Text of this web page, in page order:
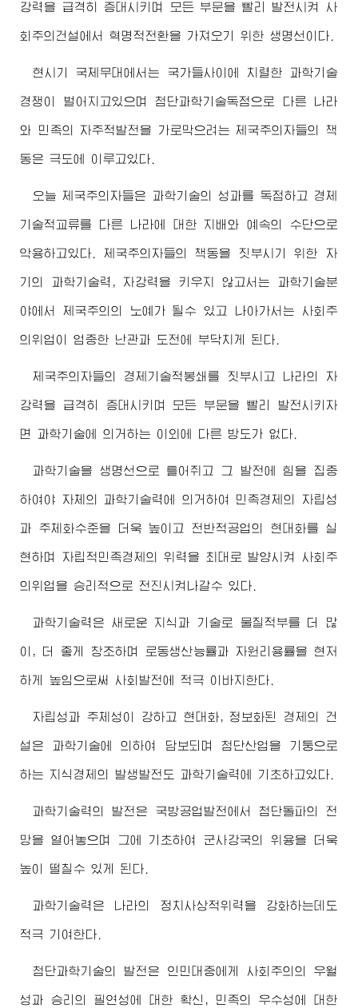
강력을 급격히 증대시키며 모든 부문을 빨리 발전시켜 사
회주의건설에서 혁명적전환을 가져오기 위한 생명선이다.
현시기 국제무대에서는 국가들사이에 치렬한 과학기술
경쟁이 벌어지고있으며 첨단과학기술독점으로 다른 나라
와 민족의 자주적발전을 가로막으려는 제국주의자들의 책
동은 극도에 이루고있다.
오늘 제국주의자들은 과학기술의 성과를 독점하고 경제
기술적교류를 다른 나라에 대한 지배와 예속의 수단으로
악용하고있다. 제국주의자들의 책동을 짓부시기 위한 자
기의 과학기술력, 자강력을 키우지 않고서는 과학기술분
야에서 제국주의의 노예가 될수 있고 나아가서는 사회주
의위업이 엄중한 난관과 도전에 부닥치게 된다.
제국주의자들의 경제기술적봉쇄를 짓부시고 나라의 자
강력을 급격히 증대시키며 모든 부문을 빨리 발전시키자
면 과학기술에 의거하는 이외에 다른 방도가 없다.
과학기술을 생명선으로 틀어쥐고 그 발전에 힘을 집중
하여야 자체의 과학기술력에 의거하여 민족경제의 자립성
과 주체화수준을 더욱 높이고 전반적공업의 현대화를 실
현하며 자립적민족경제의 위력을 최대로 발양시켜 사회주
의위업을 승리적으로 전진시켜나갈수 있다.
과학기술력은 새로운 지식과 기술로 물질적부를 더 많
이, 더 좋게 창조하며 로동생산능률과 자원리용률을 현저
하게 높임으로써 사회발전에 적극 이바지한다.
자립성과 주체성이 강하고 현대화, 정보화된 경제의 건
설은 과학기술에 의하여 담보되며 첨단산업을 기둥으로
하는 지식경제의 발생발전도 과학기술력에 기초하고있다.
과학기술력의 발전은 국방공업발전에서 첨단돌파의 전
망을 열어놓으며 그에 기초하여 군사강국의 위용을 더욱
높이 떨칠수 있게 된다.
과학기술력은 나라의 정치사상적위력을 강화하는데도
적극 기여한다.
첨단과학기술의 발전은 인민대중에게 사회주의의 우월
성과 승리의 필연성에 대한 확신, 민족의 우수성에 대한